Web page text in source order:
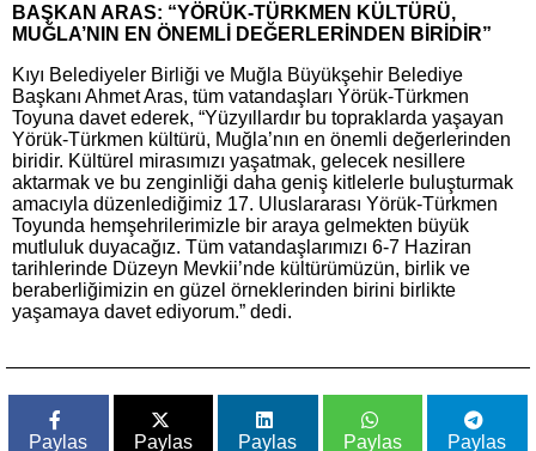
BAŞKAN ARAS: “YÖRÜK-TÜRKMEN KÜLTÜRÜ,
MUĞLA’NIN EN ÖNEMLİ DEĞERLERİNDEN BİRİDİR”
Kıyı Belediyeler Birliği ve Muğla Büyükşehir Belediye
Başkanı Ahmet Aras, tüm vatandaşları Yörük-Türkmen
Toyuna davet ederek, “Yüzyıllardır bu topraklarda yaşayan
Yörük-Türkmen kültürü, Muğla’nın en önemli değerlerinden
biridir. Kültürel mirasımızı yaşatmak, gelecek nesillere
aktarmak ve bu zenginliği daha geniş kitlelerle buluşturmak
amacıyla düzenlediğimiz 17. Uluslararası Yörük-Türkmen
Toyunda hemşehrilerimizle bir araya gelmekten büyük
mutluluk duyacağız. Tüm vatandaşlarımızı 6-7 Haziran
tarihlerinde Düzeyn Mevkii’nde kültürümüzün, birlik ve
beraberliğimizin en güzel örneklerinden birini birlikte
yaşamaya davet ediyorum.” dedi.
Paylas Paylas Paylas Paylas Paylas